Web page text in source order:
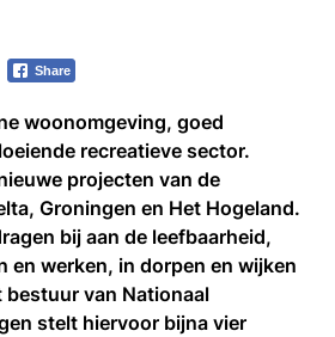
Share
woonomgeving, goed
recreatieve sector.
projecten van de
Groningen en Het Hogeland.
bij aan de leefbaarheid,
en werken, in dorpen en wijken
bestuur van Nationaal
stelt hiervoor bijna vier